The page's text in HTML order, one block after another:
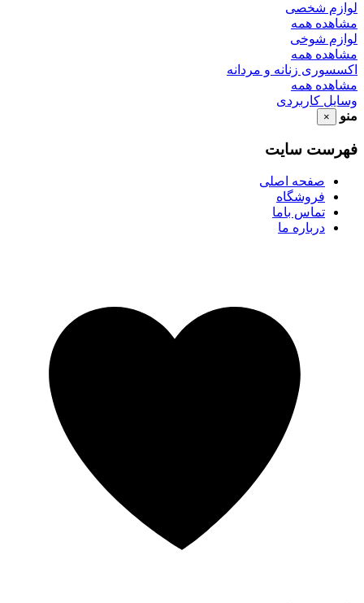
لوازم شخصی
مشاهده همه
لوازم شوخی
مشاهده همه
اکسسوری زنانه و مردانه
مشاهده همه
وسایل کاربردی
منو
×
فهرست سایت
صفحه اصلی
فروشگاه
تماس باما
درباره ما